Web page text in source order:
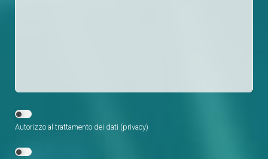
Autorizzo al trattamento dei dati (privacy)